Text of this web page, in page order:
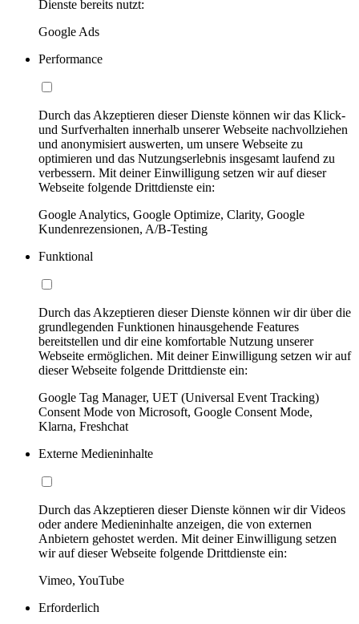
Dienste bereits nutzt:
Google Ads
Performance
Durch das Akzeptieren dieser Dienste können wir das Klick-
und Surfverhalten innerhalb unserer Webseite nachvollziehen
und anonymisiert auswerten, um unsere Webseite zu
optimieren und das Nutzungserlebnis insgesamt laufend zu
verbessern. Mit deiner Einwilligung setzen wir auf dieser
Webseite folgende Drittdienste ein:
Google Analytics, Google Optimize, Clarity, Google
Kundenrezensionen, A/B-Testing
Funktional
Durch das Akzeptieren dieser Dienste können wir dir über die
grundlegenden Funktionen hinausgehende Features
bereitstellen und dir eine komfortable Nutzung unserer
Webseite ermöglichen. Mit deiner Einwilligung setzen wir auf
dieser Webseite folgende Drittdienste ein:
Google Tag Manager, UET (Universal Event Tracking)
Consent Mode von Microsoft, Google Consent Mode,
Klarna, Freshchat
Externe Medieninhalte
Durch das Akzeptieren dieser Dienste können wir dir Videos
oder andere Medieninhalte anzeigen, die von externen
Anbietern gehostet werden. Mit deiner Einwilligung setzen
wir auf dieser Webseite folgende Drittdienste ein:
Vimeo, YouTube
Erforderlich